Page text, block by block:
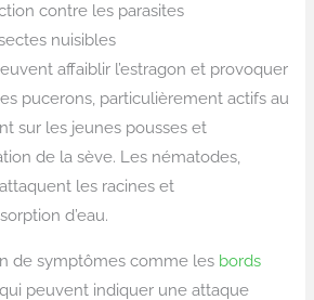
contre les parasites
nuisibles
affaiblir l’estragon et provoquer
pucerons, particulièrement actifs au
sur les jeunes pousses et
de la sève. Les nématodes,
les racines et
d’eau.
de symptômes comme les bords
, qui peuvent indiquer une attaque